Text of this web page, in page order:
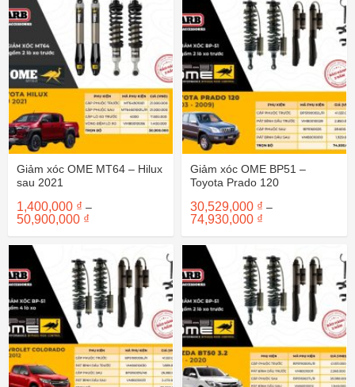
đến
50,984,000 ₫
Giảm xóc OME MT64 – Hilux
sau 2021
1,400,000 ₫ –
50,900,000 ₫
từ
đến
50,900,000 ₫
Giảm xóc OME BP51 –
Toyota Prado 120
30,529,000 ₫ –
74,930,000 ₫
từ
đến
74,930,000 ₫